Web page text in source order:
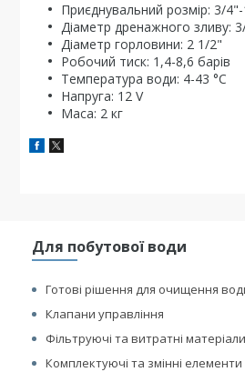
Приєднувальний розмір: 3/
Діаметр дренажного зливу:
Діаметр горловини: 2 1/2"
Робочий тиск: 1,4-8,6 барів
Температура води: 4-43 °С
Напруга: 12 V
Маса: 2 кг
Для побутової води
Готові рішення для очищення
Клапани управління
Фільтруючі та витратні матеріали
Комплектуючі та змінні елементи